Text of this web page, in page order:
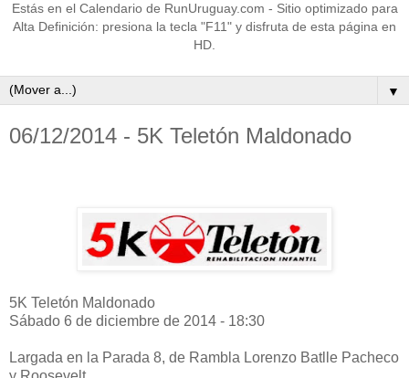
Estás en el Calendario de RunUruguay.com - Sitio optimizado para
Alta Definición: presiona la tecla "F11" y disfruta de esta página en
HD.
▼
06/12/2014 - 5K Teletón Maldonado
5K Teletón Maldonado
Sábado 6 de diciembre de 2014 - 18:30
Largada en la Parada 8, de Rambla Lorenzo Batlle Pacheco